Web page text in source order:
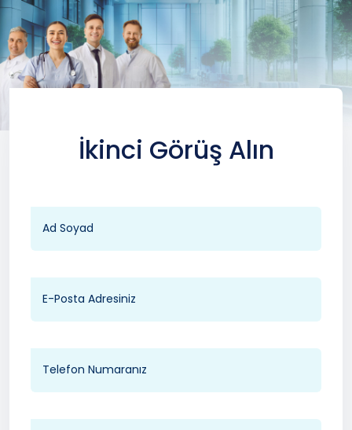
İkinci Görüş Alın